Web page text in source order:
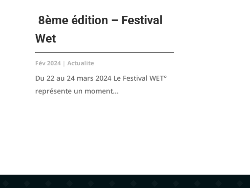
8ème édition – Festival
Wet
Fév 2024| Actualite
Du 22 au 24 mars 2024 Le Festival WET°
représente un moment...